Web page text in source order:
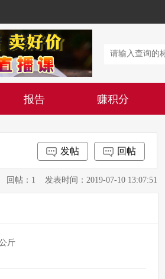
报告 赚积分
回帖
发帖
回帖：1 发表时间：2019-07-10 13:07:51
斤